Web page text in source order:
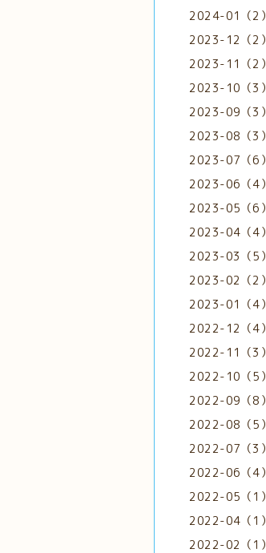
2024-01（2）
2023-12（2）
2023-11（2）
2023-10（3）
2023-09（3）
2023-08（3）
2023-07（6）
2023-06（4）
2023-05（6）
2023-04（4）
2023-03（5）
2023-02（2）
2023-01（4）
2022-12（4）
2022-11（3）
2022-10（5）
2022-09（8）
2022-08（5）
2022-07（3）
2022-06（4）
2022-05（1）
2022-04（1）
2022-02（1）